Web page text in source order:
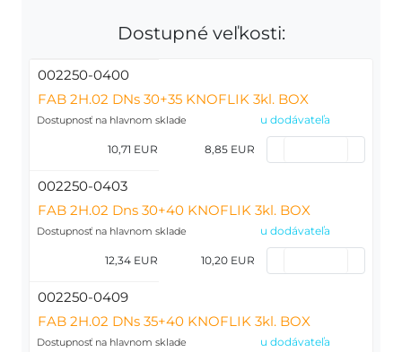
Dostupné veľkosti:
002250-0400
FAB 2H.02 DNs 30+35 KNOFLIK 3kl. BOX
Dostupnosť na hlavnom sklade u dodávateľa
10,71 EUR 8,85 EUR
002250-0403
FAB 2H.02 Dns 30+40 KNOFLIK 3kl. BOX
Dostupnosť na hlavnom sklade u dodávateľa
12,34 EUR 10,20 EUR
002250-0409
FAB 2H.02 DNs 35+40 KNOFLIK 3kl. BOX
Dostupnosť na hlavnom sklade u dodávateľa